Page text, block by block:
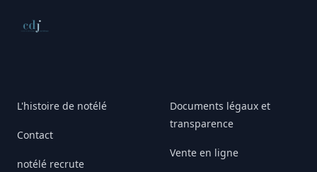
Conseil de déontologie journalistique
L'histoire de notélé
Contact
notélé recrute
Documents légaux et
transparence
Vente en ligne